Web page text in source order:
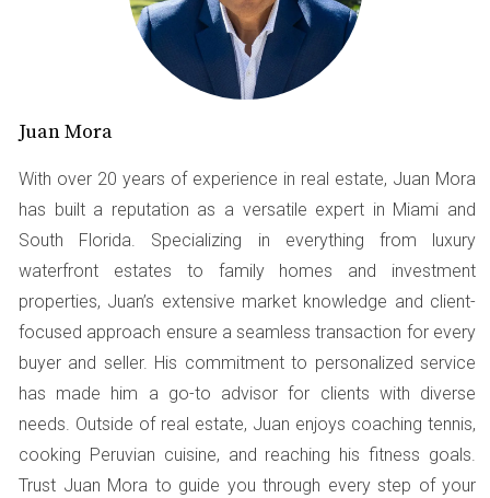
los prestamistas. Cuando decides qué gastos son
esenciales y cuáles son prescindibles, puedes destinar
más recursos a tu futuro hogar. Además, tener un plan
desagradables en el camino hacia la compra. Por
ejemplo, si sabes que debes ahorrar una cierta cantidad
cada mes para tu down payment, puedes ajustar otros
gastos como entretenimiento o compras no esenciales.
Esta disciplina financiera no solo te prepara para la
compra, sino que también te brinda tranquilidad durante
el proceso.
Caso de Estudio 1: La Familia Pérez
La familia Pérez soñaba con mudarse a Miami desde
hacía años. Sin embargo, sus finanzas estaban
desordenadas y no sabían por dónde empezar.
Juan Mora
With over 20 years of experience in real estate, Juan Mora
has built a reputation as a versatile expert in Miami and
South Florida. Specializing in everything from luxury
waterfront estates to family homes and investment
properties, Juan’s extensive market knowledge and client-
focused approach ensure a seamless transaction for every
buyer and seller. His commitment to personalized service
has made him a go-to advisor for clients with diverse
needs. Outside of real estate, Juan enjoys coaching tennis,
cooking Peruvian cuisine, and reaching his fitness goals.
Trust Juan Mora to guide you through every step of your